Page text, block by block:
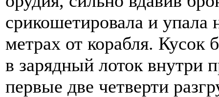
срикошетировала и
метрах от корабля. Кусок
в зарядный лоток внутри
первые две четверти